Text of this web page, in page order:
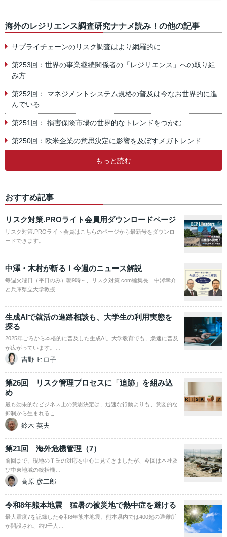
海外のレジリエンス調査研究ナナメ読み！の他の記事
サプライチェーンのリスク調査はより網羅的に
第253回：世界の事業継続関係者の「レジリエンス」への取り組
み方
第252回： マネジメントシステム規格の普及は今なお世界的に進
んでいる
第251回： 損害保険市場の世界的なトレンドをつかむ
第250回：欧米企業の意思決定に影響を及ぼすメガトレンド
もっと読む
おすすめ記事
リスク対策.PROライト会員用ダウンロードページ
リスク対策.PROライト会員はこちらのページから最新号をダウンロ
ードできます。
中澤・木村が斬る！今週のニュース解説
毎週火曜日（平日のみ）朝9時～、リスク対策.com編集長 中澤幸介
と兵庫県立大学教授…
生成AIで就活の進路相談も、大学生の利用実態を
探る
2025年ごろから本格的に普及した生成AI。大学教育でも、急速に普及
が広がっています。…
吉野 ヒロ子
第26回 リスク管理プロセスに「追跡」を組み込
め
最も効果的なビジネス上の意思決定は、迅速な行動よりも、意図的な
抑制から生まれるこ…
鈴木 英夫
第21回 海外危機管理（7）
前回まで、現地のＴ氏の対応を中心に見てきましたが、今回は本社及
び中東地域の統括機…
高原 彦二郎
令和8年熊本地震 猛暑の被災地で熱中症を避ける
最大震度7を記録した令和8年熊本地震。熊本県内では400超の避難所
が開設され、約9千人…